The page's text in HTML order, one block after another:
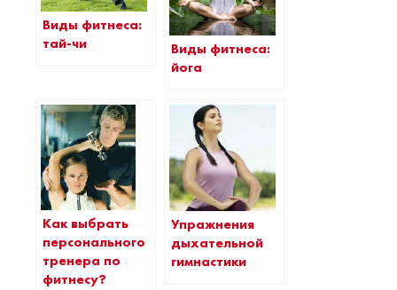
Виды фитнеса:
тай-чи
Виды фитнеса:
йога
Как выбрать
персонального
тренера по
фитнесу?
Упражнения
дыхательной
гимнастики